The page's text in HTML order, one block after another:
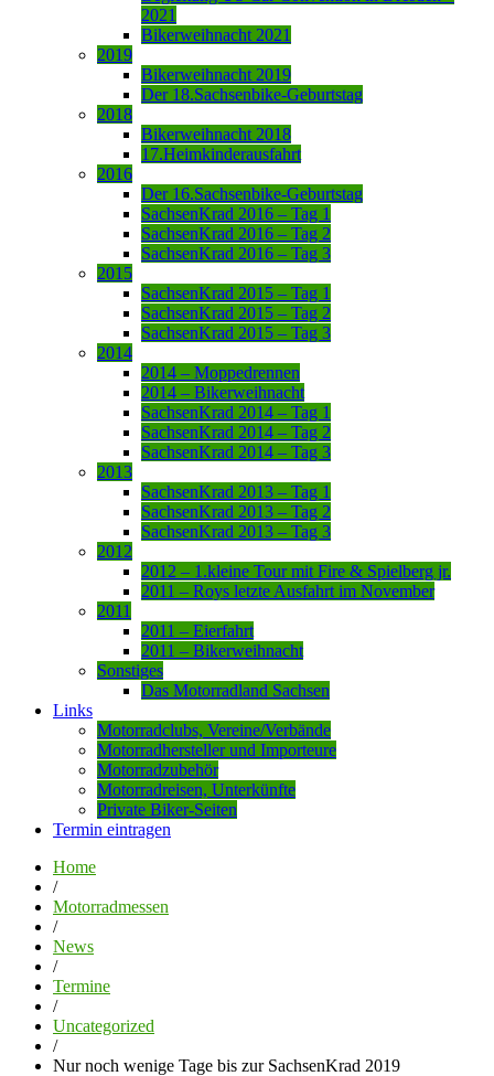
2021
Bikerweihnacht 2021
2019
Bikerweihnacht 2019
Der 18.Sachsenbike-Geburtstag
2018
Bikerweihnacht 2018
17.Heimkinderausfahrt
2016
Der 16.Sachsenbike-Geburtstag
SachsenKrad 2016 – Tag 1
SachsenKrad 2016 – Tag 2
SachsenKrad 2016 – Tag 3
2015
SachsenKrad 2015 – Tag 1
SachsenKrad 2015 – Tag 2
SachsenKrad 2015 – Tag 3
2014
2014 – Moppedrennen
2014 – Bikerweihnacht
SachsenKrad 2014 – Tag 1
SachsenKrad 2014 – Tag 2
SachsenKrad 2014 – Tag 3
2013
SachsenKrad 2013 – Tag 1
SachsenKrad 2013 – Tag 2
SachsenKrad 2013 – Tag 3
2012
2012 – 1.kleine Tour mit Fire & Spielberg jr.
2011 – Roys letzte Ausfahrt im November
2011
2011 – Eierfahrt
2011 – Bikerweihnacht
Sonstiges
Das Motorradland Sachsen
Links
Motorradclubs, Vereine/Verbände
Motorradhersteller und Importeure
Motorradzubehör
Motorradreisen, Unterkünfte
Private Biker-Seiten
Termin eintragen
Home
/
Motorradmessen
/
News
/
Termine
/
Uncategorized
/
Nur noch wenige Tage bis zur SachsenKrad 2019